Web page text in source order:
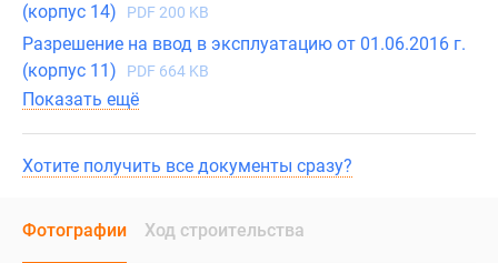
(корпус 14)
PDF 200 KB
Разрешение на ввод в эксплуатацию от 01.06.2016 г.
(корпус 11)
PDF 664 KB
Показать ещё
Хотите получить все документы сразу?
Фотографии Ход строительства